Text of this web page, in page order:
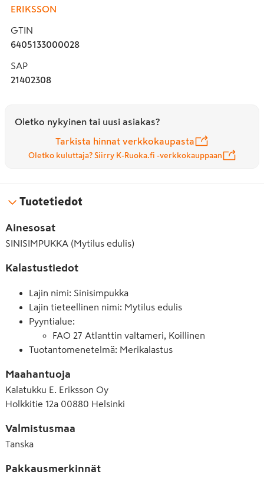
ERIKSSON
GTIN
6405133000028
SAP
21402308
Oletko nykyinen tai uusi asiakas?
Tarkista hinnat verkkokaupasta
Oletko kuluttaja? Siirry K-Ruoka.fi -verkkokauppaan
Tuotetiedot
Ainesosat
SINISIMPUKKA (Mytilus edulis)
Kalastustiedot
Lajin nimi: Sinisimpukka
Lajin tieteellinen nimi: Mytilus edulis
Pyyntialue:
FAO 27 Atlanttin valtameri, Koillinen
Tuotantomenetelmä: Merikalastus
Maahantuoja
Kalatukku E. Eriksson Oy
Holkkitie 12a 00880 Helsinki
Valmistusmaa
Tanska
Pakkausmerkinnät